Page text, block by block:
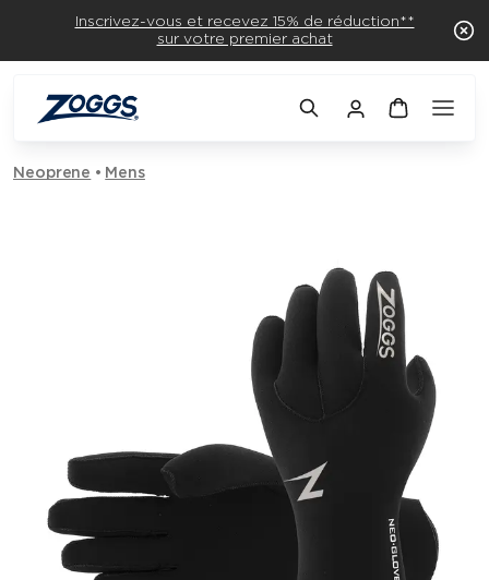
Inscrivez-vous et recevez 15% de réduction**
sur votre premier achat
Neoprene Mens